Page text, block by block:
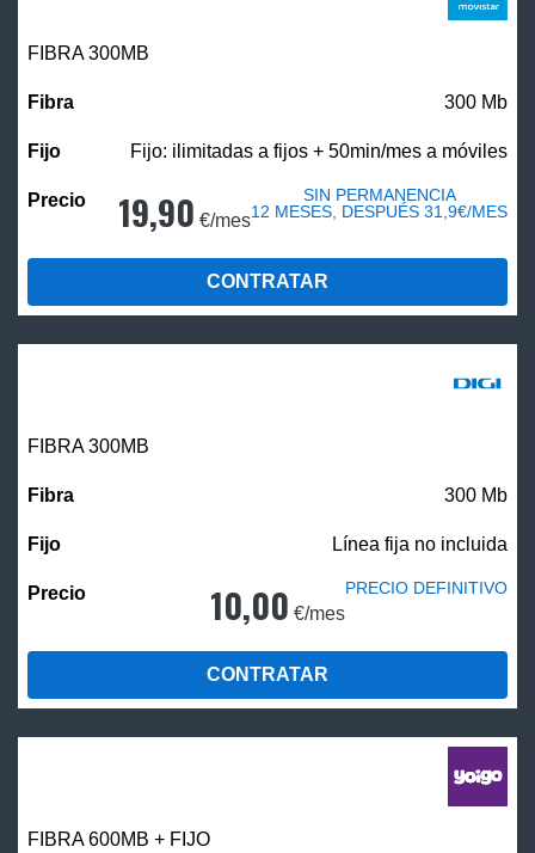
FIBRA 300MB
300 Mb
Fijo: ilimitadas a fijos + 50min/mes a móviles
19,90 €/mes
SIN PERMANENCIA
12 MESES, DESPUÉS 31,9€/MES
CONTRATAR
FIBRA 300MB
300 Mb
Línea fija no incluida
10,00 €/mes
PRECIO DEFINITIVO
CONTRATAR
FIBRA 600MB + FIJO